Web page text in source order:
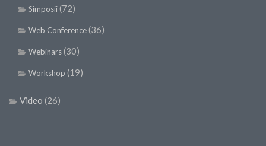
Simposii(72)
Web Conference(36)
Webinars(30)
Workshop (19)
Video (26)